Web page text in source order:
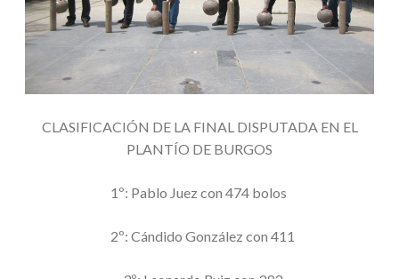
CLASIFICACIÓN DE LA FINAL DISPUTADA EN EL
PLANTÍO DE BURGOS
1º: Pablo Juez con 474 bolos
2º: Cándido González con 411